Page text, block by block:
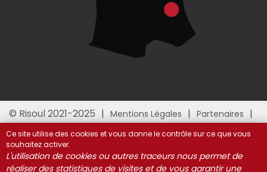
© Risoul 2021-2025 Mentions Légales
Partenaires
Gestion des cookies
Ce site utilise des cookies et vous donne le contrôle sur ce que vous
souhaitez activer.
L'utilisation de cookies ou autres traceurs nous permet de
réaliser des statistiques de visites et de vous garantir une